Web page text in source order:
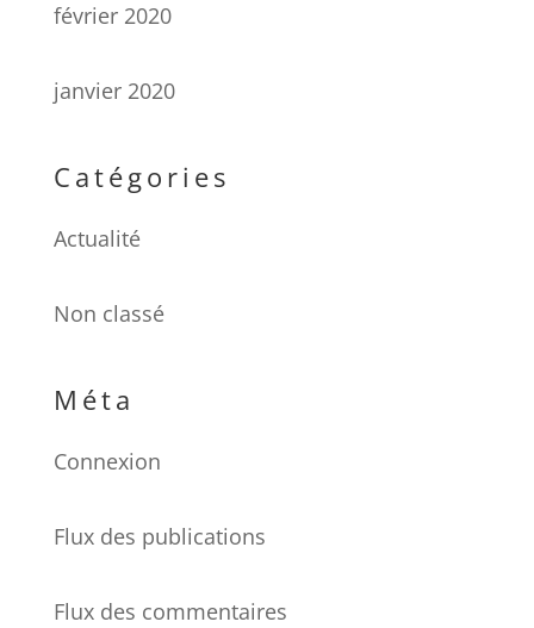
février 2020
janvier 2020
Catégories
Actualité
Non classé
Méta
Connexion
Flux des publications
Flux des commentaires